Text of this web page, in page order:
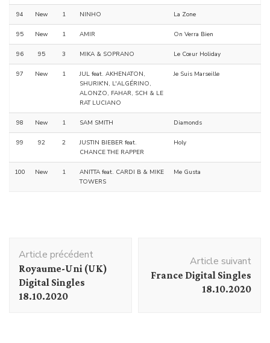
94 New 1 NINHO La Zone
95 New 1 AMIR On Verra Bien
96 95 3 MIKA & SOPRANO Le Cœur Holiday
97 New 1
JUL feat. AKHENATON,
SHURIK'N, L'ALGÉRINO,
ALONZO, FAHAR, SCH & LE
RAT LUCIANO
Je Suis Marseille
98 New 1 SAM SMITH Diamonds
99 92 2
JUSTIN BIEBER feat.
CHANCE THE RAPPER
Holy
100 New 1
ANITTA feat. CARDI B & MIKE
TOWERS
Me Gusta
d'article
Article précédent
Royaume-Uni (UK)
Digital Singles
18.10.2020
Article suivant
France Digital Singles
18.10.2020